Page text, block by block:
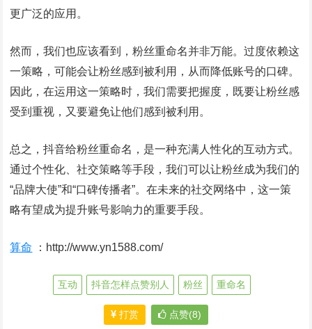
更广泛的应用。
然而，我们也应该看到，粉丝重命名并非万能。过度依赖这
一策略，可能会让粉丝感到被利用，从而降低账号的口碑。
因此，在运用这一策略时，我们需要把握度，既要让粉丝感
受到重视，又要避免让他们感到被利用。
总之，抖音给粉丝重命名，是一种充满人性化的互动方式。
通过个性化、社交策略等手段，我们可以让粉丝成为我们的
“品牌大使”和“口碑传播者”。在未来的社交网络中，这一策
略有望成为提升账号影响力的重要手段。
算命 ：http://www.yn1588.com/
互动 抖音怎样点赞别人 粉丝 重命名
打赏 点赞(8)